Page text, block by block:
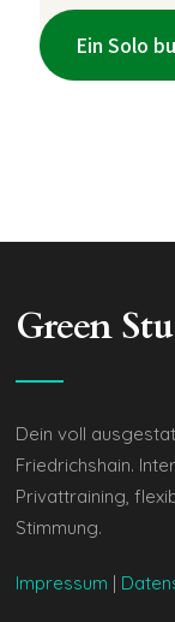
Ein Solo
Green
Dein voll
Friedrichshain.
Privattraining,
Stimmung.
Impressum |